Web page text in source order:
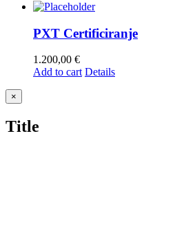
PXT Certificiranje
1.200,00 €
Add to cart Details
Close
product
view
×
Title